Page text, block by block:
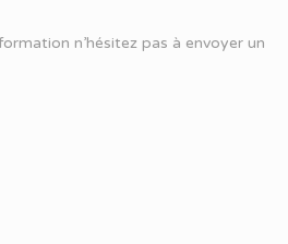
n’hésitez pas à envoyer un